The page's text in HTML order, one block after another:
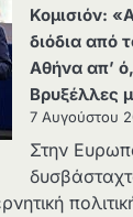
Κομισιόν:
διόδια από
Αθήνα απ’
Βρυξέλλες
7 Αυγούστου
Στην